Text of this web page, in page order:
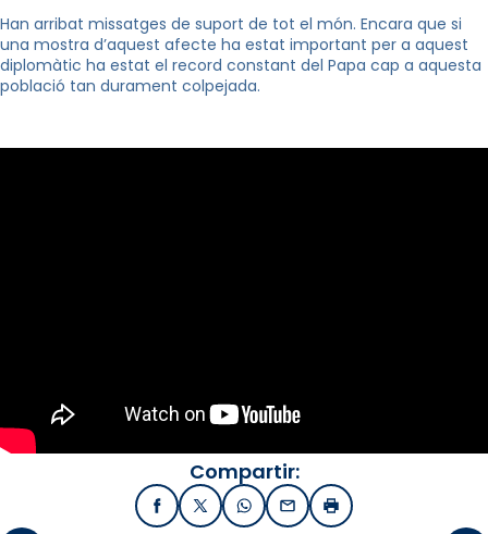
Han arribat missatges de suport de tot el món. Encara que si
una mostra d’aquest afecte ha estat important per a aquest
diplomàtic ha estat el record constant del Papa cap a aquesta
població tan durament colpejada.
Compartir:
FacebookX / TwitterWhatsApp
EmailImprimir